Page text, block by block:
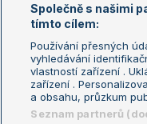
LS Prague Open
Podmínky užití
GDPR a žurnalistika
Kontakt
Společně s našimi
tímto cílem:
Používání přesných
vyhledávání
vlastností zařízení .
zařízení .
a obsahu, průzkum
Seznam partnerů